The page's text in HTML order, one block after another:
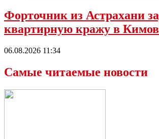
Форточник из Астрахани
квартирную кражу в
06.08.2026 11:34
Самые читаемые новости